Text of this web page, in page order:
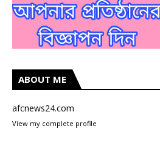
ABOUT ME
afcnews24.com
View my complete profile